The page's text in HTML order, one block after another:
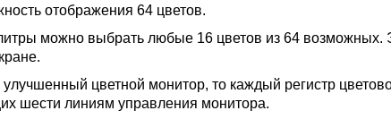
отображения 64 цветов.
можно выбрать любые 16 цветов из 64 возможных.
цветной монитор, то каждый регистр
шести линиям управления монитора.